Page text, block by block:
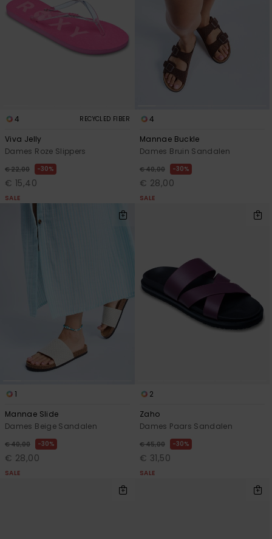
4 RECYCLED FIBER
Viva Jelly
Dames Roze Slippers
€ 22,00 30%
€ 15,40
SALE
4
Mannae Buckle
Dames Bruin Sandalen
€ 40,00 30%
€ 28,00
SALE
1
Mannae Slide
Dames Beige Sandalen
€ 40,00 30%
€ 28,00
SALE
2
Zaho
Dames Paars Sandalen
€ 45,00 30%
€ 31,50
SALE